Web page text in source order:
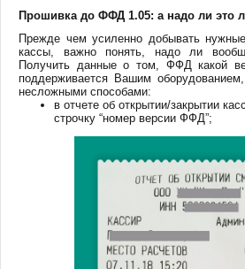
Прошивка до ФФД 1.05: а надо ли это
Прежде чем усиленно добывать
кассы, важно понять, надо ли
Получить данные о том, ФФД какой
поддерживается Вашим
несложными способами:
в отчете об открытии/закрытии
строчку “номер версии ФФД”;